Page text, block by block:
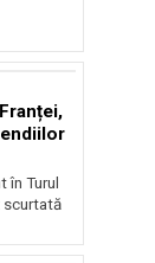
în Turul
scurtată